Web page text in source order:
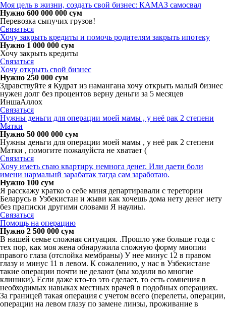
Моя цель в жизни, создать свой бизнес: КАМАЗ самосвал
Нужно 600 000 000 сум
Перевозка сыпучих грузов!
Связаться
Хочу закрыть кредиты и помочь родителям закрыть ипотеку
Нужно 1 000 000 сум
Хочу закрыть кредиты
Связаться
Хочу открыть свой бизнес
Нужно 250 000 сум
Здравствуйте я Кудрат из намангана хочу открыть малый бизнес
нужен долг без процентов верну деньги за 5 месяцев
ИншаАллох
Связаться
Нужны деньги для операции моей мамы , у неё рак 2 степени
Матки
Нужно 50 000 000 сум
Нужны деньги для операции моей мамы , у неё рак 2 степени
Матки , помогите пожалуйста не хватает (
Связаться
Хочу иметь сваю квартиру, немнога денег. Или даети боли
имени нармальнй зарабатак тагда сам заработаю.
Нужно 100 сум
Я расскажу кратко о себе миня департиравали с теретории
Беларусь в Узбекистан и жыви как хочешь дома нету денег нету
без праписки другими словами Я наулиы.
Связаться
Помощь на операцию
Нужно 2 500 000 сум
В нашей семье сложная ситуация. .Прошло уже больше года с
тех пор, как моя жена обнаружила сложную форму миопии
правого глаза (отслойка мембраны) У нее минус 12 в правом
глазу и минус 11 в левом. К сожалению, у нас в Узбекистане
такие операции почти не делают (мы ходили во многие
клиники). Если даже кто-то это сделает, то есть сомнения в
необходимых навыках местных врачей в подобных операциях.
За границей такая операция с учетом всего (перелеты, операции,
операции на левом глазу по замене линзы, проживание в